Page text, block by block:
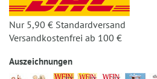
Nur 5,90 € Standardversand
Versandkostenfrei ab 100 €
Auszeichnungen